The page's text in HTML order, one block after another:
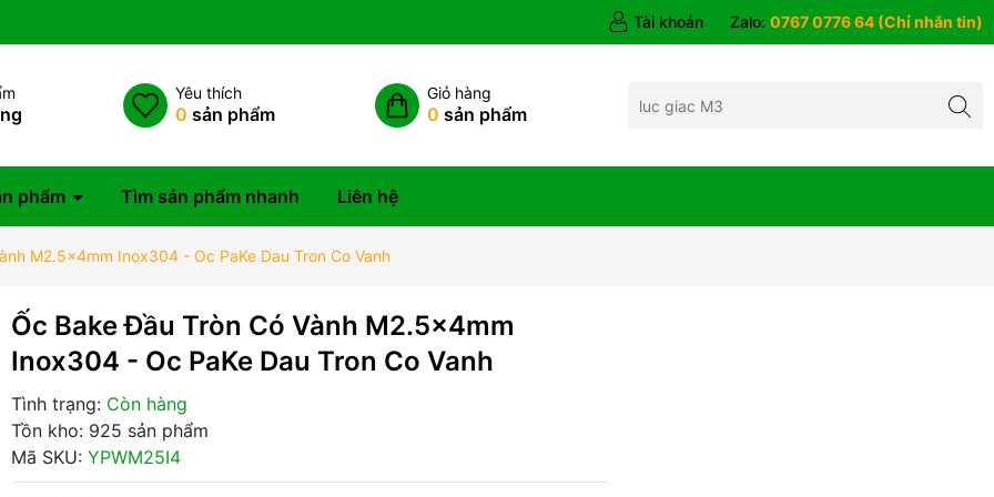
Tài khoản Zalo: 0767 0776 64 (Chỉ nhắn tin)
Yêu thích
0 sản phẩm
Giỏ hàng
0 sản phẩm
phẩm Tìm sản phẩm nhanh Liên hệ
M2.5x4mm Inox304 - Oc PaKe Dau Tron Co Vanh
Ốc Bake Đầu Tròn Có Vành M2.5x4mm
Inox304 - Oc PaKe Dau Tron Co Vanh
Tình trạng: Còn hàng
Tồn kho: 925 sản phẩm
Mã SKU: YPWM25I4